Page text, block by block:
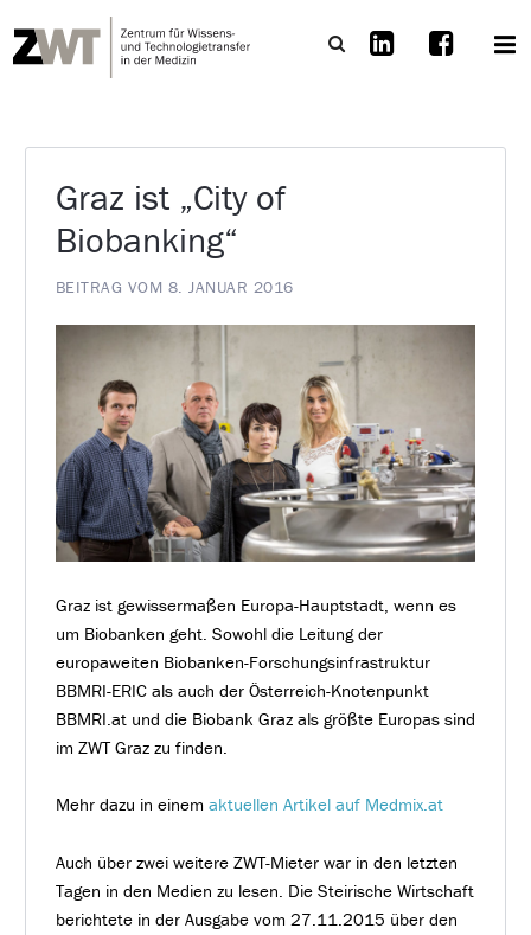
Graz ist „City of
Biobanking“
BEITRAG VOM 8. JANUAR 2016
Graz ist gewissermaßen Europa-Hauptstadt, wenn es
um Biobanken geht. Sowohl die Leitung der
europaweiten Biobanken-Forschungsinfrastruktur
BBMRI-ERIC als auch der Österreich-Knotenpunkt
BBMRI.at und die Biobank Graz als größte Europas sind
im ZWT Graz zu finden.
Mehr dazu in einem aktuellen Artikel auf Medmix.at
Auch über zwei weitere ZWT-Mieter war in den letzten
Tagen in den Medien zu lesen. Die Steirische Wirtschaft
berichtete in der Ausgabe vom 27.11.2015 über den